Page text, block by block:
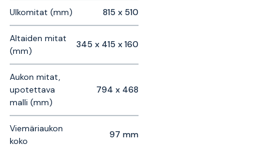
Ulkomitat (mm) 815 x 510
Altaiden mitat
(mm)
345 x 415 x 160
Aukon mitat,
upotettava
malli (mm)
794 x 468
Viemäriaukon
koko
97 mm